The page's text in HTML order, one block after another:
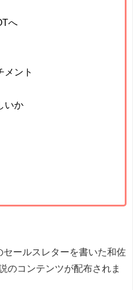
へ
メント
いか
セールスレターを書いた和佐
のコンテンツが配布されま